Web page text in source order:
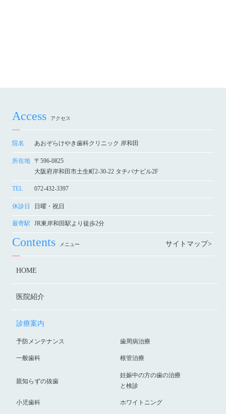
Access アクセス
院名 あおぞらけやき歯科クリニック 岸和田
所在地 〒596-0825
大阪府岸和田市土生町2-30-22 タチバナビル2F
TEL 072-432-3397
休診日 日曜・祝日
最寄駅 JR東岸和田駅より徒歩2分
サイトマップ>
Contents メニュー
HOME
医院紹介
診療案内
予防メンテナンス 歯周病治療
一般歯科 根管治療
親知らずの抜歯
妊娠中の方の歯の治療
と検診
小児歯科 ホワイトニング